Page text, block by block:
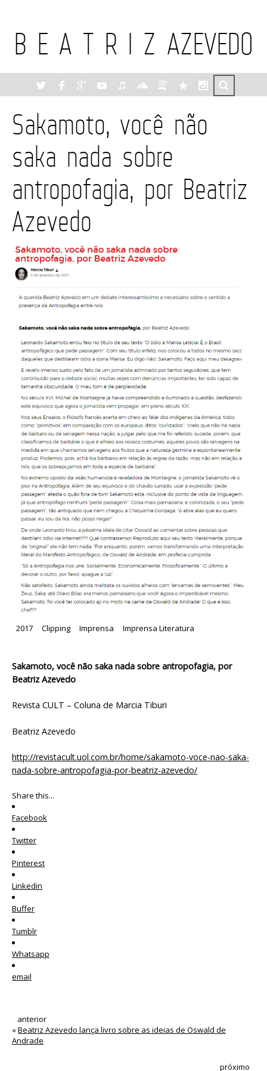
B E A T R I Z AZEVEDO
Sakamoto, você não
saka nada sobre
antropofagia, por Beatriz
Azevedo
2017 Clipping Imprensa Imprensa Literatura
Sakamoto, você não saka nada sobre antropofagia, por
Beatriz Azevedo
Revista CULT – Coluna de Marcia Tiburi
Beatriz Azevedo
http://revistacult.uol.com.br/home/sakamoto-voce-nao-saka-
nada-sobre-antropofagia-por-beatriz-azevedo/
Share this...
Facebook
Twitter
Pinterest
Linkedin
Buffer
Tumblr
Whatsapp
email
anterior
«Beatriz Azevedo lança livro sobre as ideias de Oswald de
Andrade
próximo